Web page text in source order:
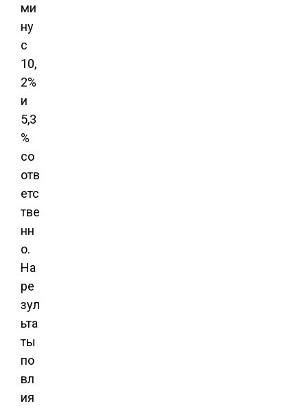
ми
ну
с
10,
2%
и
5,3
%
со
отв
етс
тве
нн
о.
На
ре
зул
ьта
ты
по
вл
ия